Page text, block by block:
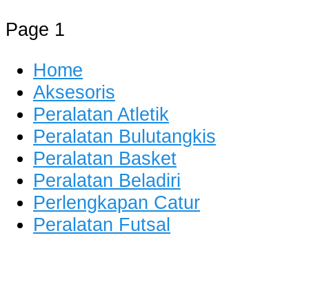
Page 1
Home
Aksesoris
Peralatan Atletik
Peralatan Bulutangkis
Peralatan Basket
Peralatan Beladiri
Perlengkapan Catur
Peralatan Futsal